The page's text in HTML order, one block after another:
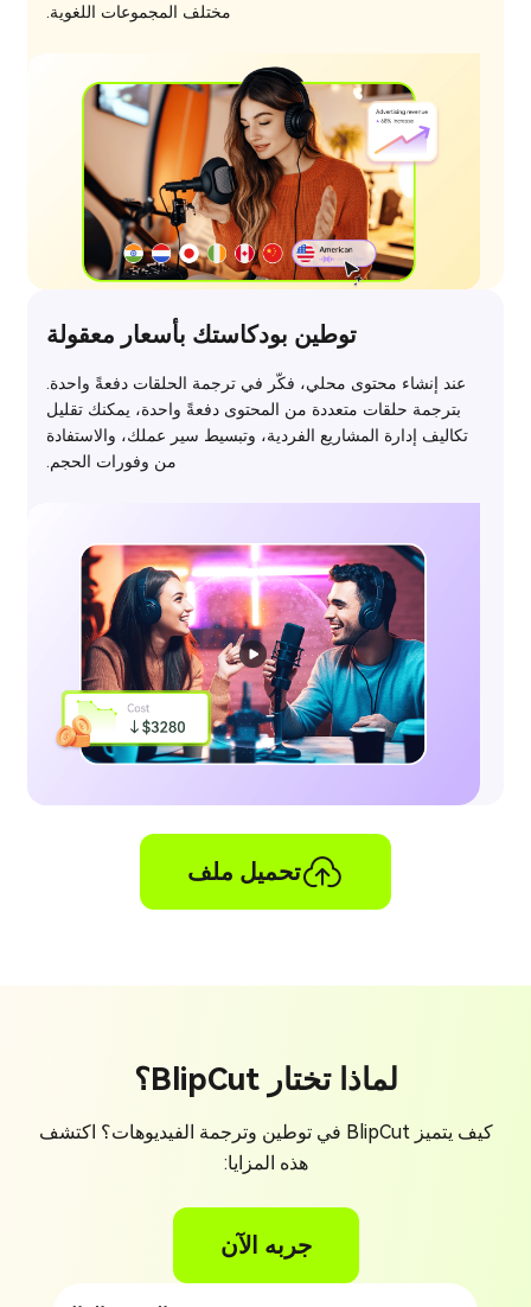
مختلف المجموعات اللغوية.
توطين بودكاستك بأسعار معقولة
عند إنشاء محتوى محلي، فكّر في ترجمة الحلقات دفعةً واحدة.
بترجمة حلقات متعددة من المحتوى دفعةً واحدة، يمكنك تقليل
تكاليف إدارة المشاريع الفردية، وتبسيط سير عملك، والاستفادة
من وفورات الحجم.
تحميل ملف
لماذا تختار BlipCut؟
كيف يتميز BlipCut في توطين وترجمة الفيديوهات؟ اكتشف
هذه المزايا:
جربه الآن